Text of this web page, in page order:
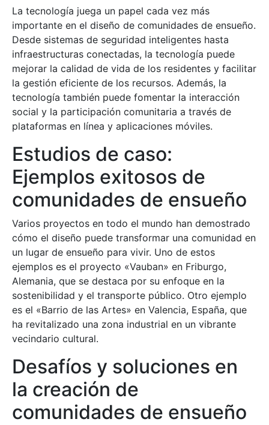
La tecnología juega un papel cada vez más
importante en el diseño de comunidades de ensueño.
Desde sistemas de seguridad inteligentes hasta
infraestructuras conectadas, la tecnología puede
mejorar la calidad de vida de los residentes y facilitar
la gestión eficiente de los recursos. Además, la
tecnología también puede fomentar la interacción
social y la participación comunitaria a través de
plataformas en línea y aplicaciones móviles.
Estudios de caso:
Ejemplos exitosos de
comunidades de ensueño
Varios proyectos en todo el mundo han demostrado
cómo el diseño puede transformar una comunidad en
un lugar de ensueño para vivir. Uno de estos
ejemplos es el proyecto «Vauban» en Friburgo,
Alemania, que se destaca por su enfoque en la
sostenibilidad y el transporte público. Otro ejemplo
es el «Barrio de las Artes» en Valencia, España, que
ha revitalizado una zona industrial en un vibrante
vecindario cultural.
Desafíos y soluciones en
la creación de
comunidades de ensueño